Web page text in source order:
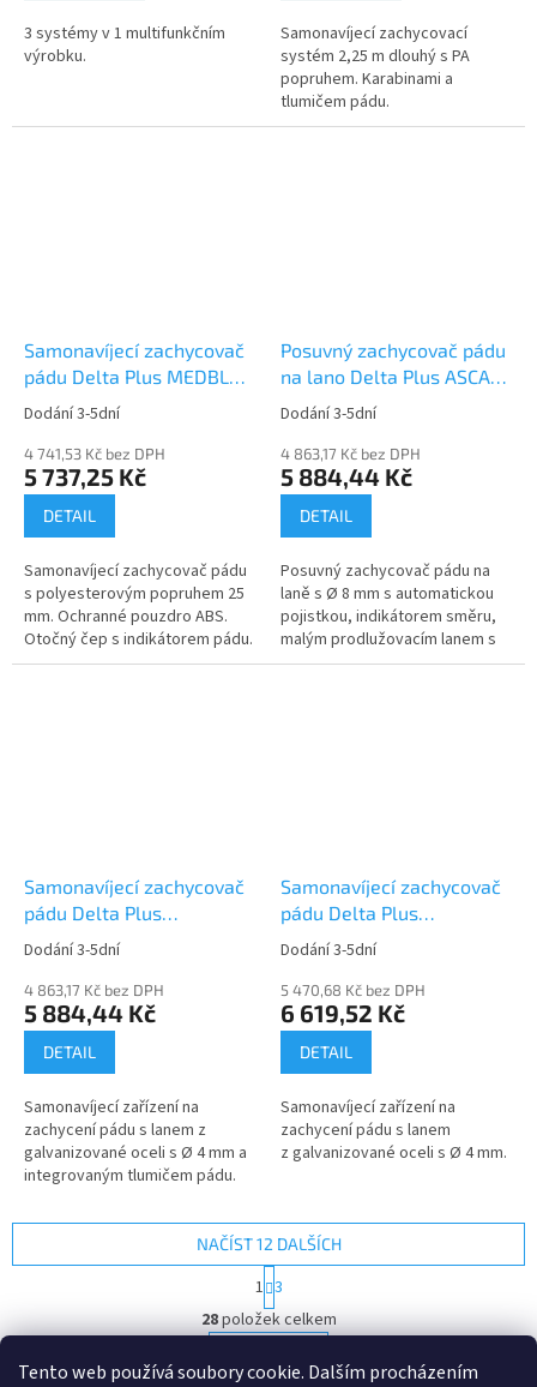
Tento web používá soubory cookie. Dalším procházením
3 systémy v 1 multifunkčním
výrobku.
Samonavíjecí zachycovací
systém 2,25 m dlouhý s PA
popruhem. Karabinami a
tlumičem pádu.
Samonavíjecí zachycovač
pádu Delta Plus MEDBLOC
AN13006C2
Dodání 3-5dní
4 741,53 Kč bez DPH
5 737,25 Kč
DETAIL
Samonavíjecí zachycovač pádu
s polyesterovým popruhem 25
mm. Ochranné pouzdro ABS.
Otočný čep s indikátorem pádu.
1 karabina AM016....
Posuvný zachycovač pádu
na lano Delta Plus ASCAB
AN071
Dodání 3-5dní
4 863,17 Kč bez DPH
5 884,44 Kč
DETAIL
Posuvný zachycovač pádu na
laně s Ø 8 mm s automatickou
pojistkou, indikátorem směru,
malým prodlužovacím lanem s
tlumičem pádu.
Samonavíjecí zachycovač
pádu Delta Plus
MAXIBLOC AN10006T
Dodání 3-5dní
4 863,17 Kč bez DPH
5 884,44 Kč
DETAIL
Samonavíjecí zařízení na
zachycení pádu s lanem z
galvanizované oceli s Ø 4 mm a
integrovaným tlumičem pádu.
Samonavíjecí zachycovač
pádu Delta Plus
MAXIBLOC AN10010T2
Dodání 3-5dní
5 470,68 Kč bez DPH
6 619,52 Kč
DETAIL
Samonavíjecí zařízení na
zachycení pádu s lanem
z galvanizované oceli s Ø 4 mm.
O
v
á
NAČÍST 12 DALŠÍCH
t
r
á
k
1 3
28položek celkem